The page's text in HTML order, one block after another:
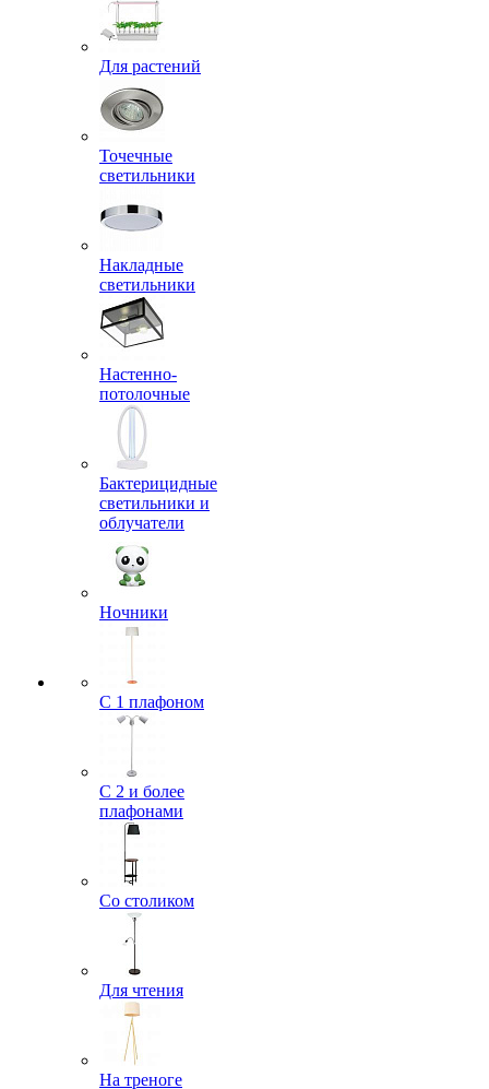
Для растений
Точечные
светильники
Накладные
светильники
Настенно-
потолочные
Бактерицидные
светильники и
облучатели
Ночники
С 1 плафоном
С 2 и более
плафонами
Со столиком
Для чтения
На треноге